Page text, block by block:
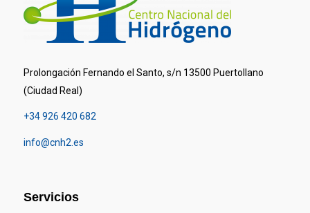
Prolongación Fernando el Santo, s/n 13500 Puertollano
(Ciudad Real)
+34 926 420 682
info@cnh2.es
Servicios